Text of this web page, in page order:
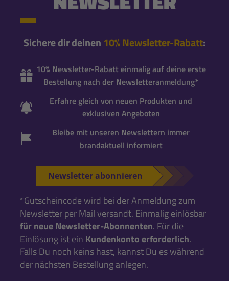
Sichere dir deinen 10% Newsletter-Rabatt:
10% Newsletter-Rabatt einmalig auf deine erste
Bestellung nach der Newsletteranmeldung*
Erfahre gleich von neuen Produkten und
exklusiven Angeboten
Bleibe mit unseren Newslettern immer
brandaktuell informiert
Newsletter abonnieren
*Gutscheincode wird bei der Anmeldung zum
Newsletter per Mail versandt. Einmalig einlösbar
für neue Newsletter-Abonnenten. Für die
Einlösung ist ein Kundenkonto erforderlich.
Falls Du noch keins hast, kannst Du es während
der nächsten Bestellung anlegen.